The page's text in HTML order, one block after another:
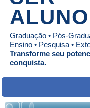
ALUNO
Graduação • Pós-
Ensino • Pesquisa •
Transforme seu
conquista.